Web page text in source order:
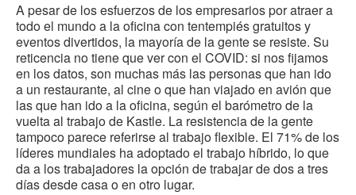
in
A pesar de los esfuerzos de los empresarios por atraer a
todo el mundo a la oficina con tentempiés gratuitos y
eventos divertidos, la mayoría de la gente se resiste. Su
reticencia no tiene que ver con el COVID: si nos fijamos
en los datos, son muchas más las personas que han ido
a un restaurante, al cine o que han viajado en avión que
las que han ido a la oficina, según el barómetro de la
vuelta al trabajo de Kastle. La resistencia de la gente
tampoco parece referirse al trabajo flexible. El 71% de los
líderes mundiales ha adoptado el trabajo híbrido, lo que
da a los trabajadores la opción de trabajar de dos a tres
días desde casa o en otro lugar.